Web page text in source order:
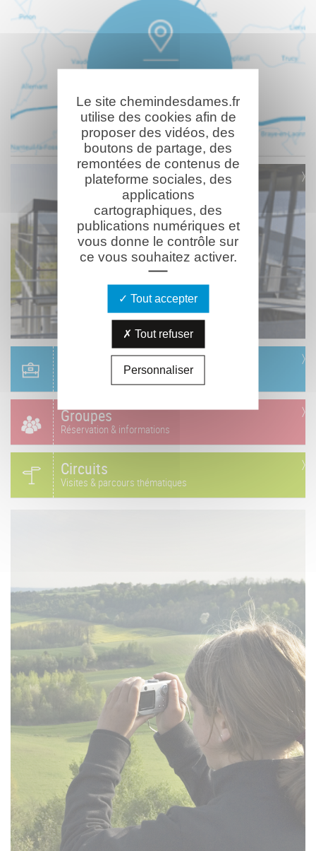
Réservation & informations
Groupes
Réservation & informations
Circuits
Visites & parcours thématiques
Le site chemindesdames.fr
utilise des cookies afin de
proposer des vidéos, des
boutons de partage, des
remontées de contenus de
plateforme sociales, des
applications
cartographiques, des
publications numériques et
vous donne le contrôle sur
ce vous souhaitez activer.
Tout accepter
Tout refuser
Personnaliser